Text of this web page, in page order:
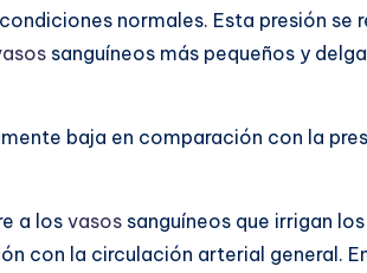
normales. Esta presión se
sanguíneos más pequeños y
baja en comparación con la
a los vasos sanguíneos que irrigan los
con la circulación arterial general.